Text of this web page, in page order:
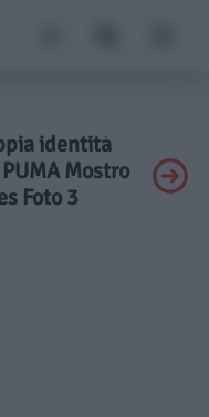
identità
Mostro
Foto 3